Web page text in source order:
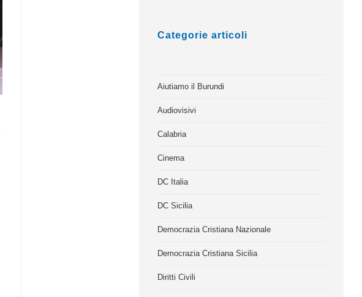
Categorie articoli
Aiutiamo il Burundi
Audiovisivi
Calabria
Cinema
DC Italia
DC Sicilia
Democrazia Cristiana Nazionale
Democrazia Cristiana Sicilia
Diritti Civili